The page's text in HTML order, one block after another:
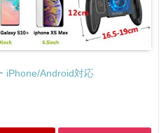
iPhone/Android対応